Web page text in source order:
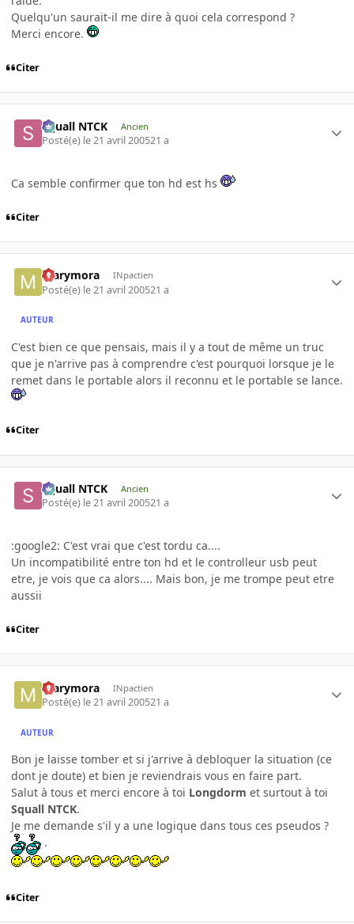
Quelqu'un saurait-il me dire à quoi cela correspond ?
Merci encore.
Citer
Squall NTCK Ancien
Posté(e) le 21 avril 200521 a
Ca semble confirmer que ton hd est hs
Citer
marymora INpactien
Posté(e) le 21 avril 200521 a
AUTEUR
C'est bien ce que pensais, mais il y a tout de même un truc
que je n'arrive pas à comprendre c'est pourquoi lorsque je le
remet dans le portable alors il reconnu et le portable se lance.
Citer
Squall NTCK Ancien
Posté(e) le 21 avril 200521 a
:google2: C'est vrai que c'est tordu ca....
Un incompatibilité entre ton hd et le controlleur usb peut
etre, je vois que ca alors.... Mais bon, je me trompe peut etre
aussii
Citer
marymora INpactien
Posté(e) le 21 avril 200521 a
AUTEUR
Bon je laisse tomber et si j'arrive à debloquer la situation (ce
dont je doute) et bien je reviendrais vous en faire part.
Salut à tous et merci encore à toi Longdorm et surtout à toi
Squall NTCK.
Je me demande s'il y a une logique dans tous ces pseudos ?
.
Citer